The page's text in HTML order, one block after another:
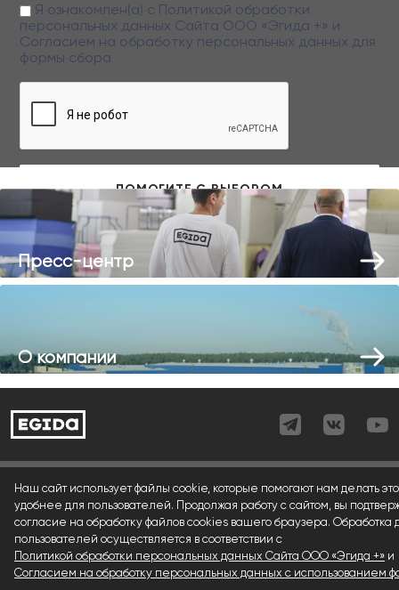
Заполняя данную форму вы даете свое согласие на обработку
персональных данных
Я ознакомлен(а) с Политикой обработки
персональных данных Сайта ООО «Эгида +» и
Согласием на обработку персональных данных для
формы сбора
Пресс-центр
О компании
Политика конфиденциальности
Согласие (cookies)
Согласие (форма)
Согласие (регистрация)
Наш сайт использует файлы cookie, которые помогают нам делать
удобнее для пользователей. Продолжая работу с сайтом, вы
согласие на обработку файлов cookies вашего браузера. Обработка
пользователей осуществляется в соответствии с
Политикой обработки персональных данных Сайта ООО «Эгида +» и
Согласием на обработку персональных данных с использованием